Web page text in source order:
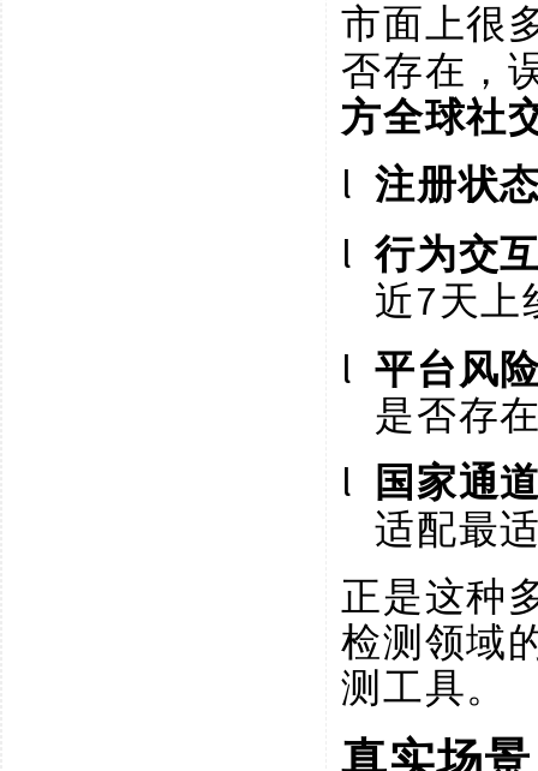
市面上很
否存在，
方全球社
l 注册状
l 行为交
近7天上
l 平台风
是否存
l
国家通
适配最
正是这种
检测领域
测工具。
真实场